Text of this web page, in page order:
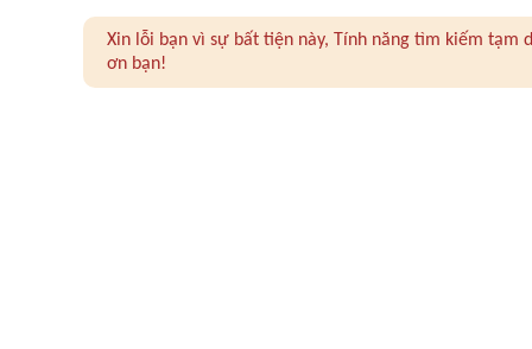
Xin lỗi bạn vì sự bất tiện này, Tính năng tìm kiếm
ơn bạn!